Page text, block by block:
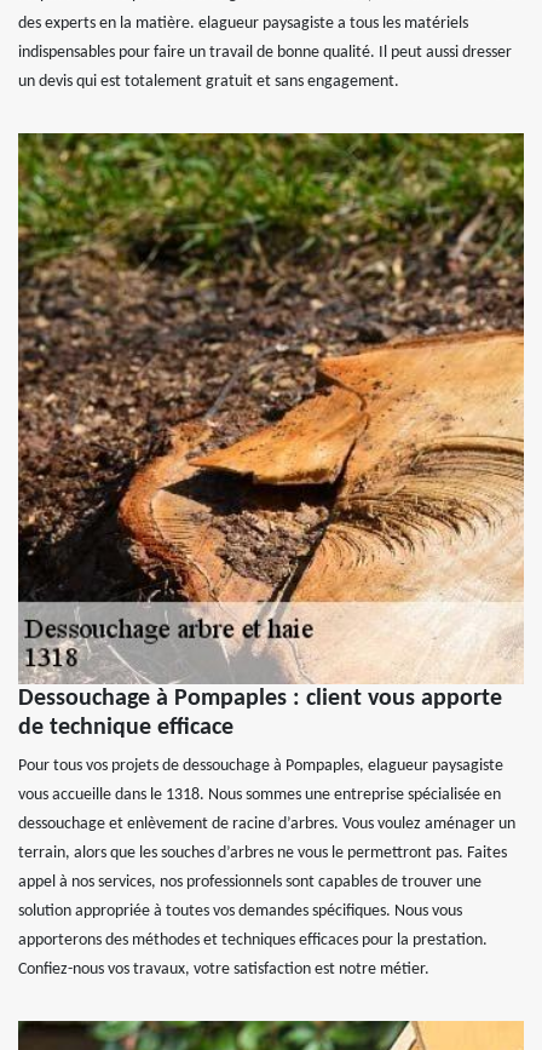
des experts en la matière. elagueur paysagiste a tous les matériels
indispensables pour faire un travail de bonne qualité. Il peut aussi dresser
un devis qui est totalement gratuit et sans engagement.
Dessouchage à Pompaples : client vous apporte
de technique efficace
Pour tous vos projets de dessouchage à Pompaples, elagueur paysagiste
vous accueille dans le 1318. Nous sommes une entreprise spécialisée en
dessouchage et enlèvement de racine d’arbres. Vous voulez aménager un
terrain, alors que les souches d’arbres ne vous le permettront pas. Faites
appel à nos services, nos professionnels sont capables de trouver une
solution appropriée à toutes vos demandes spécifiques. Nous vous
apporterons des méthodes et techniques efficaces pour la prestation.
Confiez-nous vos travaux, votre satisfaction est notre métier.